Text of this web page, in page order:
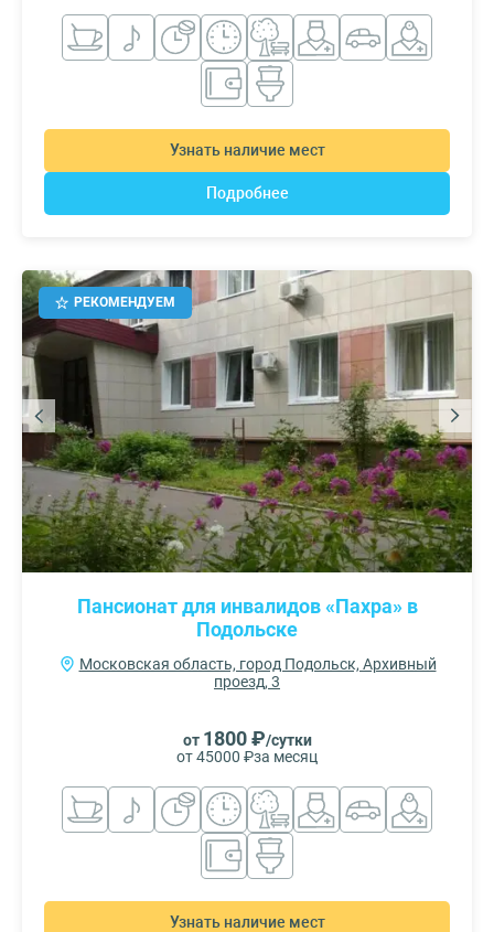
Узнать наличие мест
Подробнее
РЕКОМЕНДУЕМ
Пансионат для инвалидов «Пахра» в
Подольске
Московская область, город Подольск, Архивный
проезд, 3
от 1800 ₽/сутки
от 45000 ₽за месяц
Узнать наличие мест